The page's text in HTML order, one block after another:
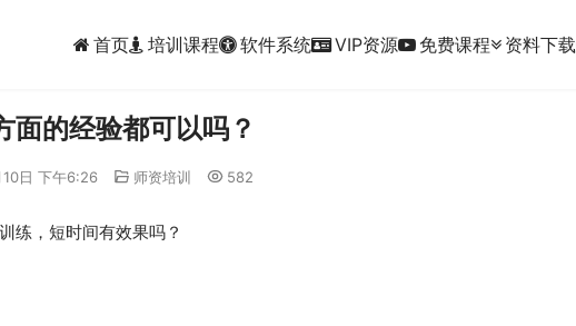
首页 培训课程 软件系统 VIP资源 免费课程 资料下载
面的经验都可以吗？
日 下午6:26 师资培训 582
练，短时间有效果吗？